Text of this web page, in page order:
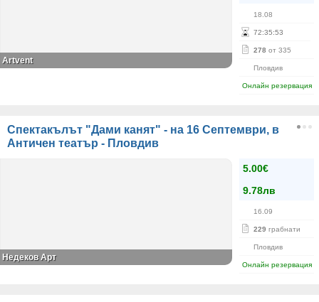
18.08
72:35:53
278 от 335
Пловдив
Онлайн резервация
Аrtvent
Спектакълът "Дами канят" - на 16 Септември, в
Античен театър - Пловдив
5.00€
9.78лв
16.09
229 грабнати
Пловдив
Онлайн резервация
Недеков Арт